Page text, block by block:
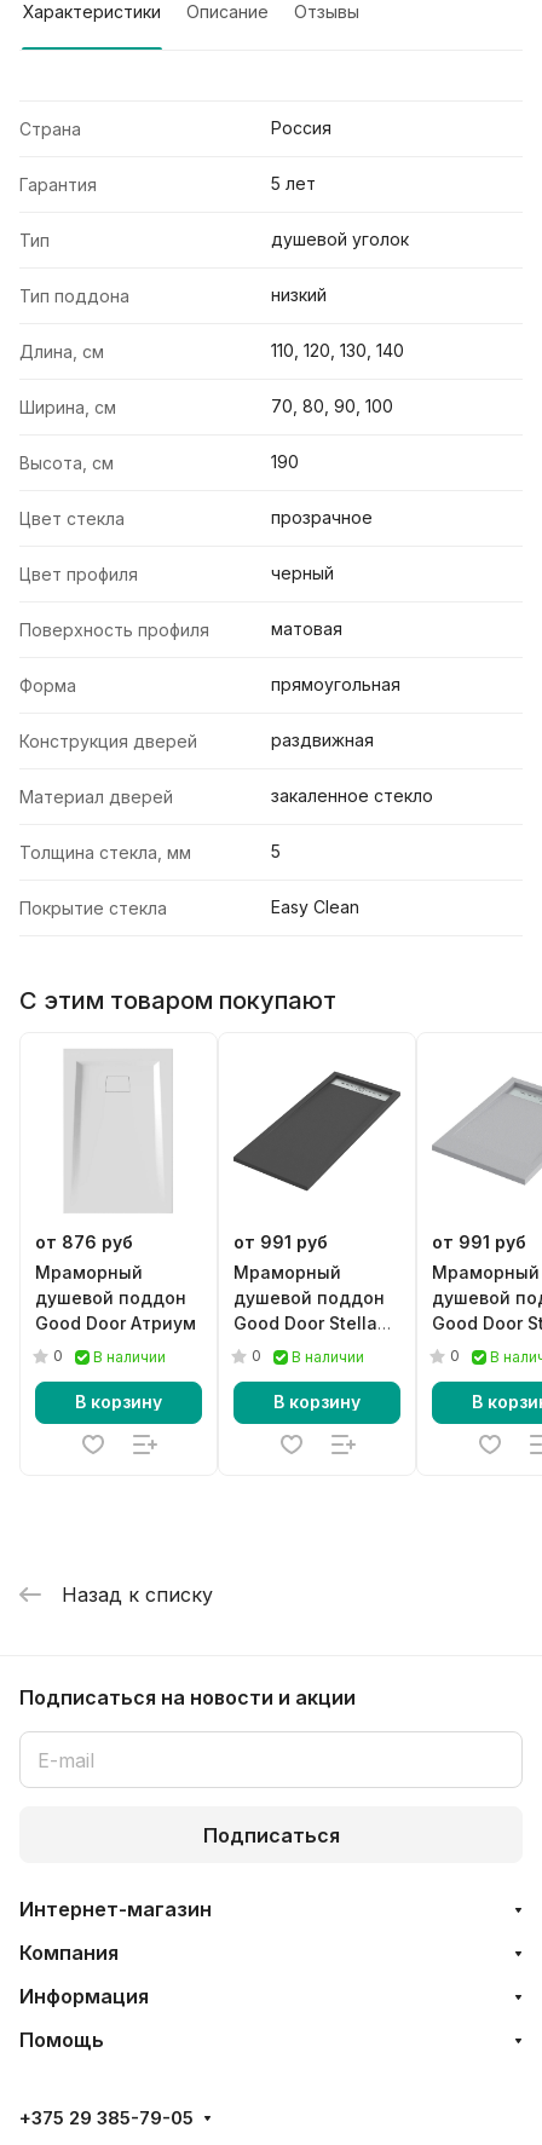
Характеристики Описание Отзывы
Страна Россия
Гарантия 5 лет
Тип душевой уголок
Тип поддона низкий
Длина, см 110, 120, 130, 140
Ширина, см 70, 80, 90, 100
Высота, см 190
Цвет стекла прозрачное
Цвет профиля черный
Поверхность профиля матовая
Форма прямоугольная
Конструкция дверей раздвижная
Материал дверей закаленное стекло
Толщина стекла, мм 5
Покрытие стекла Easy Clean
С этим товаром покупают
от 876 руб
Мраморный
душевой поддон
Good Door Атриум
0 В наличии
В корзину
от 991 руб
Мраморный
душевой поддон
Good Door Stella
черный
0 В наличии
В корзину
от 991 руб
Мраморный
душевой
Good Door
серый
0 В
В
Назад к списку
Подписаться на новости и акции
Подписаться
Интернет-магазин
Компания
Информация
Помощь
+375 29 385-79-05